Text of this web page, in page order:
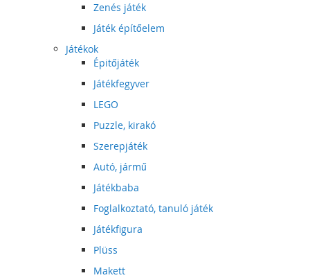
Zenés játék
Játék építőelem
Játékok
Épitőjáték
Játékfegyver
LEGO
Puzzle, kirakó
Szerepjáték
Autó, jármű
Játékbaba
Foglalkoztató, tanuló játék
Játékfigura
Plüss
Makett